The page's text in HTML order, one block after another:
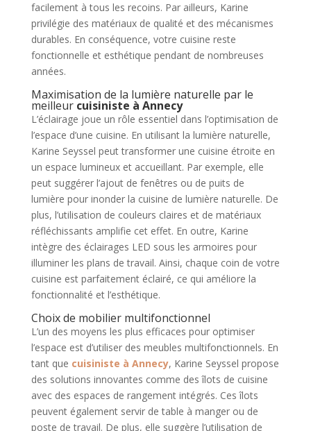
facilement à tous les recoins. Par ailleurs, Karine
privilégie des matériaux de qualité et des mécanismes
durables. En conséquence, votre cuisine reste
fonctionnelle et esthétique pendant de nombreuses
années.
Maximisation de la lumière naturelle par le
meilleur cuisiniste à Annecy
L’éclairage joue un rôle essentiel dans l’optimisation de
l’espace d’une cuisine. En utilisant la lumière naturelle,
Karine Seyssel peut transformer une cuisine étroite en
un espace lumineux et accueillant. Par exemple, elle
peut suggérer l’ajout de fenêtres ou de puits de
lumière pour inonder la cuisine de lumière naturelle. De
plus, l’utilisation de couleurs claires et de matériaux
réfléchissants amplifie cet effet. En outre, Karine
intègre des éclairages LED sous les armoires pour
illuminer les plans de travail. Ainsi, chaque coin de votre
cuisine est parfaitement éclairé, ce qui améliore la
fonctionnalité et l’esthétique.
Choix de mobilier multifonctionnel
L’un des moyens les plus efficaces pour optimiser
l’espace est d’utiliser des meubles multifonctionnels. En
tant que cuisiniste à Annecy, Karine Seyssel propose
des solutions innovantes comme des îlots de cuisine
avec des espaces de rangement intégrés. Ces îlots
peuvent également servir de table à manger ou de
poste de travail. De plus, elle suggère l’utilisation de